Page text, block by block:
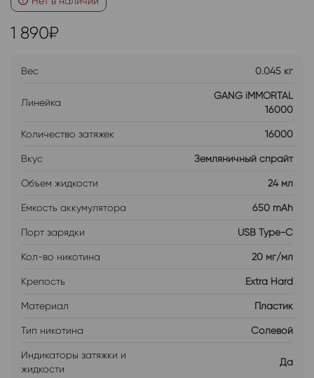
1 890₽
Вес 0.045 кг
Линейка
GANG iMMORTAL
16000
Количество затяжек 16000
Вкус Земляничный спрайт
Объем жидкости 24 мл
Емкость аккумулятора 650 mAh
Порт зарядки USB Type-C
Кол-во никотина 20 мг/мл
Крепость Extra Hard
Материал Пластик
Тип никотина Солевой
Индикаторы затяжки и
жидкости
Да